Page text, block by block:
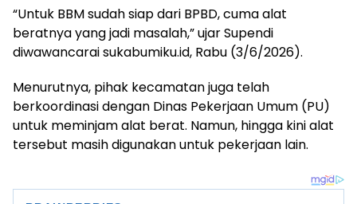
“Untuk BBM sudah siap dari BPBD, cuma alat
beratnya yang jadi masalah,” ujar Supendi
diwawancarai sukabumiku.id, Rabu (3/6/2026).
Menurutnya, pihak kecamatan juga telah
berkoordinasi dengan Dinas Pekerjaan Umum (PU)
untuk meminjam alat berat. Namun, hingga kini alat
tersebut masih digunakan untuk pekerjaan lain.